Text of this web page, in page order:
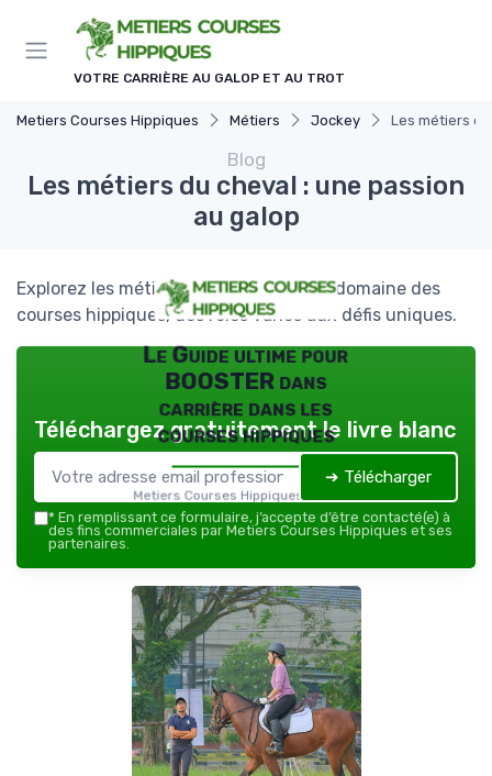
VOTRE CARRIÈRE AU GALOP ET AU TROT
Metiers Courses Hippiques Métiers Jockey Les métiers
Blog
Les métiers du cheval : une passion
au galop
Explorez les métiers du cheval dans le domaine des
courses hippiques, des rôles variés aux défis uniques.
Le Guide ultime pour
BOOSTER dans
carrière dans les
courses hippiques
Metiers Courses Hippiques — 2026
Téléchargez gratuitement le livre blanc
➔ Télécharger
* En remplissant ce formulaire, j’accepte d’être contacté(e) à
des fins commerciales par Metiers Courses Hippiques et ses
partenaires.
Panneau de gestion des cookies